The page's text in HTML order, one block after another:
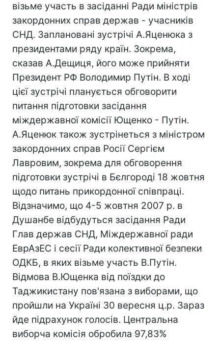
візьме участь в засіданні Ради міністрів
закордонних справ держав - учасників
СНД. Заплановані зустрічі А.Яценюка з
президентами ряду країн. Зокрема,
сказав А.Дещиця, його може прийняти
Президент РФ Володимир Путін. В ході
цієї зустрічі планується обговорити
питання підготовки засідання
міждержавної комісії Ющенко - Путін.
А.Яценюк також зустрінеться з міністром
закордонних справ Росії Сергієм
Лавровим, зокрема для обговорення
підготовки зустрічі в Бєлгороді 18 жовтня
щодо питань прикордонної співпраці.
Відзначимо, що 4-5 жовтня 2007 р. в
Душанбе відбудуться засідання Ради
Глав держав СНД, Міждержавної ради
ЕврАзЕС і сесії Ради колективної безпеки
ОДКБ, в яких візьме участь В.Путін.
Відмова В.Ющенка від поїздки до
Таджикистану пов'язана з виборами, що
пройшли на Україні 30 вересня ц.р. Зараз
йде підрахунок голосів. Центральна
виборча комісія обробила 97,83%